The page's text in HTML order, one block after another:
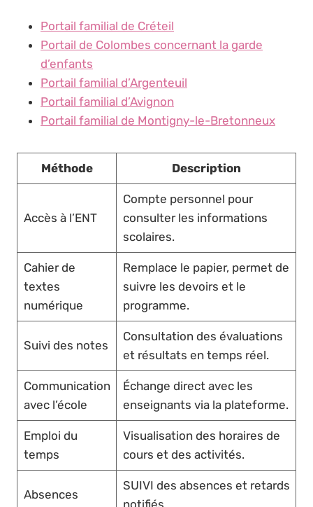
Portail familial de Créteil
Portail de Colombes concernant la garde
d’enfants
Portail familial d’Argenteuil
Portail familial d’Avignon
Portail familial de Montigny-le-Bretonneux
Méthode Description
Accès à l’ENT
Compte personnel pour
consulter les informations
scolaires.
Cahier de
textes
numérique
Remplace le papier, permet de
suivre les devoirs et le
programme.
Suivi des notes
Consultation des évaluations
et résultats en temps réel.
Communication
avec l’école
Échange direct avec les
enseignants via la plateforme.
Emploi du
temps
Visualisation des horaires de
cours et des activités.
Absences
SUIVI des absences et retards
notifiés.